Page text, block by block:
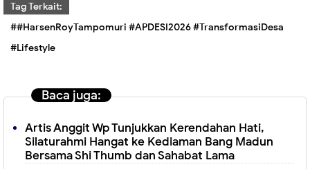
Tag Terkait:
##HarsenRoyTampomuri #APDESI2026 #TransformasiDesa
#Lifestyle
Baca juga:
Artis Anggit Wp Tunjukkan Kerendahan Hati,
Silaturahmi Hangat ke Kediaman Bang Madun
Bersama Shi Thumb dan Sahabat Lama